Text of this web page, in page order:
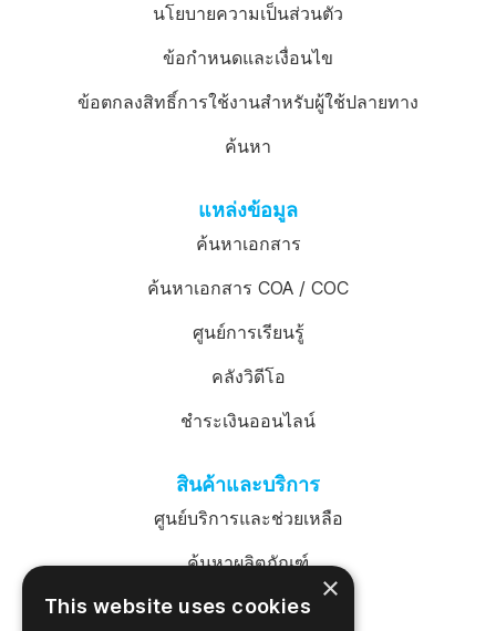
นโยบายความเป็นส่วนตัว
ข้อกำหนดและเงื่อนไข
ข้อตกลงสิทธิ์การใช้งานสำหรับผู้ใช้ปลายทาง
ค้นหา
แหล่งข้อมูล
ค้นหาเอกสาร
ค้นหาเอกสาร COA / COC
ศูนย์การเรียนรู้
คลังวิดีโอ
ชำระเงินออนไลน์
สินค้าและบริการ
ศูนย์บริการและช่วยเหลือ
ค้นหาผลิตภัณฑ์
เข้าสู่ระบบ SureTrend
×
This website uses cookies